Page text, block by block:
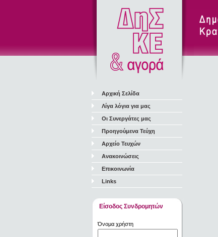
Αρχική Σελίδα
Λίγα λόγια για μας
Οι Συνεργάτες μας
Προηγούμενα Τεύχη
Αρχείο Τευχών
Ανακοινώσεις
Επικοινωνία
Links
Είσοδος Συνδρομητών
Όνομα χρήστη